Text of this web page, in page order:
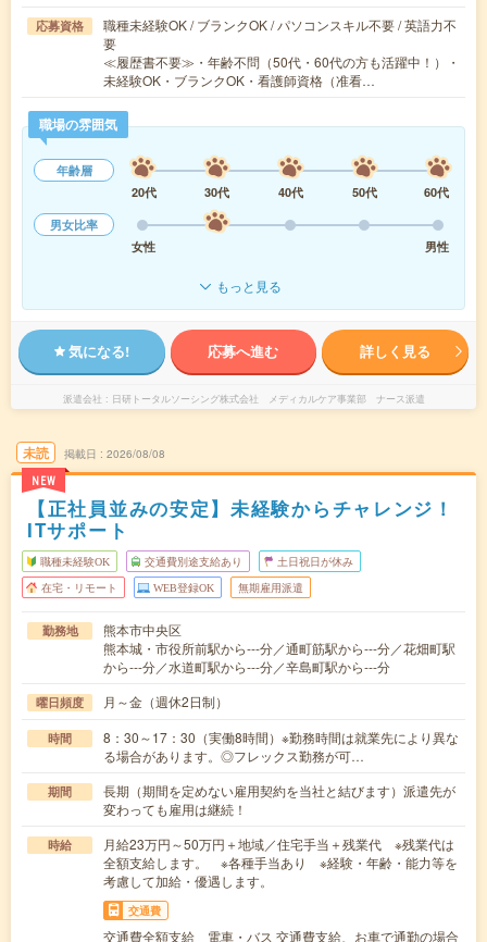
応募資格
職種未経験OK / ブランクOK / パソコンスキル不要 / 英語力不
要
≪履歴書不要≫・年齢不問（50代・60代の方も活躍中！）・
未経験OK・ブランクOK・看護師資格（准看…
職場の雰囲気
年齢層
20代
30代 40代 50代
60代
男女比率
女性
男性
もっと見る
気になる! 応募へ進む 詳しく見る
派遣会社 日研トータルソーシング株式会社 メディカルケア事業部 ナース派遣
未読
NEW
掲載日 2026/08/08
【正社員並みの安定】未経験からチャレンジ！
ITサポート
職種未経験OK 交通費別途支給あり 土日祝日が休み
在宅・リモート WEB登録OK 無期雇用派遣
勤務地
熊本市中央区
熊本城・市役所前駅から---分／通町筋駅から---分／花畑町駅
から---分／水道町駅から---分／辛島町駅から---分
曜日頻度 月～金（週休2日制）
時間
8：30～17：30（実働8時間）※勤務時間は就業先により異な
る場合があります。◎フレックス勤務が可…
期間
長期（期間を定めない雇用契約を当社と結びます）派遣先が
変わっても雇用は継続！
時給
月給23万円～50万円＋地域／住宅手当＋残業代 ※残業代は
全額支給します。 ※各種手当あり ※経験・年齢・能力等を
考慮して加給・優遇します。
交通費
交通費全額支給 電車・バス 交通費支給、お車で通勤の場合